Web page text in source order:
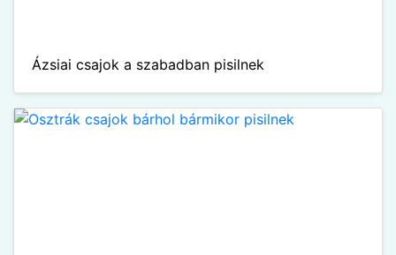
Ázsiai csajok a szabadban pisilnek